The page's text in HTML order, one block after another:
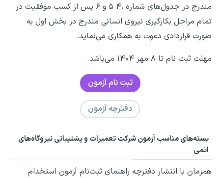
مندرج در جدول‌های شماره ،۴ ۵ و ۶ پس از کسب موفقیت در
تمام مراحل بکارگیری نیروی انسانی مندرج در بخش اول به
صورت قراردادی دعوت به همکاری می‌نماید.
مهلت ثبت نام تا ۸ مهر ۱۴۰۴ می‌باشد.
ثبت نام آزمون
دفترچه آزمون
بسته‌های مناسب آزمون شرکت تعمیرات و پشتیبانی نیروگاه‌های
اتمی
همزمان با انتشار دفترچه راهنمای ثبت‌نام آزمون استخدام